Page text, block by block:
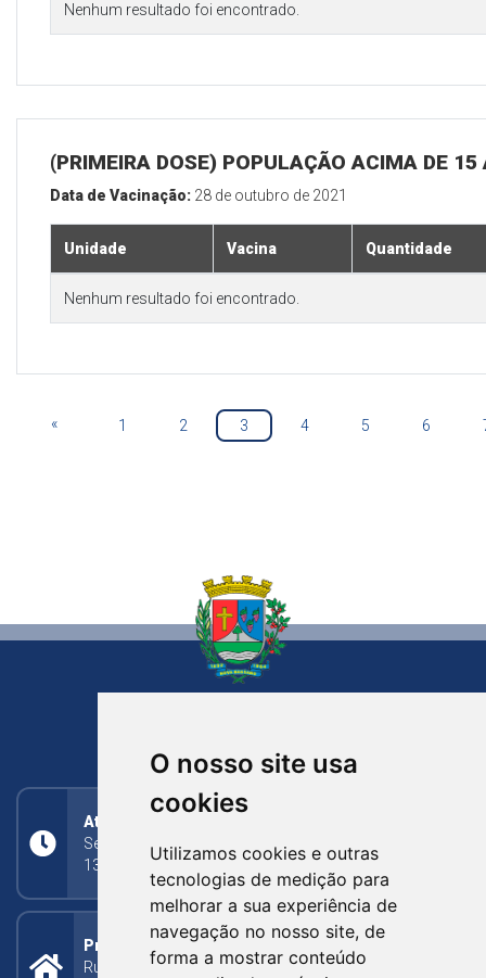
O nosso site usa
cookies
Utilizamos cookies e outras
tecnologias de medição para
melhorar a sua experiência de
navegação no nosso site, de
forma a mostrar conteúdo
Nenhum resultado foi encontrado.
(PRIMEIRA DOSE) POPULAÇÃO ACIMA DE 15
Data de Vacinação: 28 de outubro de 2021
Unidade Vacina Quantidade
Nenhum resultado foi encontrado.
« 1 2 3 4 5 6
Atendimento
Segunda a Sexta: 8h às 11h30min (manhã);
13h30min às 17h (tarde)
Prefeitura Municipal
Rua Silva Jardim, 505 - Bairro Centro - CEP: 95340-